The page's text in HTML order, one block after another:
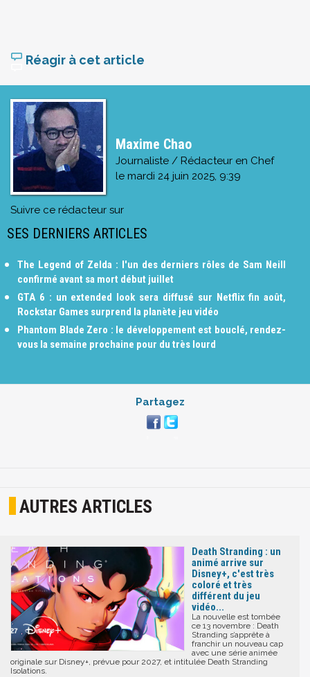
Réagir à cet article
Maxime Chao
Journaliste / Rédacteur en Chef
le mardi 24 juin 2025, 9:39
Suivre ce rédacteur sur
SES DERNIERS ARTICLES
The Legend of Zelda : l'un des derniers rôles de Sam Neill
confirmé avant sa mort début juillet
GTA 6 : un extended look sera diffusé sur Netflix fin août,
Rockstar Games surprend la planète jeu vidéo
Phantom Blade Zero : le développement est bouclé, rendez-
vous la semaine prochaine pour du très lourd
Partagez
AUTRES ARTICLES
Death Stranding : un
animé arrive sur
Disney+, c'est très
coloré et très
différent du jeu
vidéo...
La nouvelle est tombée
ce 13 novembre : Death
Stranding s’apprête à
franchir un nouveau cap
avec une série animée
originale sur Disney+, prévue pour 2027, et intitulée Death Stranding
Isolations.